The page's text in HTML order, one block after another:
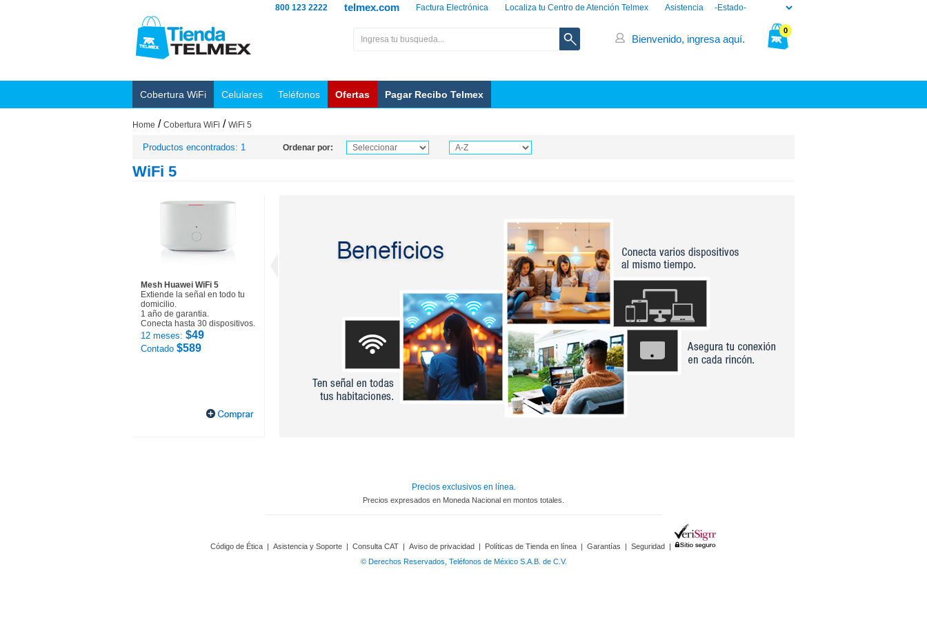
Asistencia
Localiza tu Centro de Atención Telmex
Factura Electrónica
telmex.com
800 123 2222
0
Bienvenido, ingresa aquí.
Cobertura WiFi Celulares Teléfonos Ofertas Pagar Recibo Telmex
Home / Cobertura WiFi / WiFi 5
Productos encontrados: 1 Ordenar por:
WiFi 5
Mesh Huawei WiFi 5
Extiende la señal en todo tu
domicilio.
1 año de garantia.
Conecta hasta 30 dispositivos.
12 meses: $49
Contado $589
Precios exclusivos en línea.
Precios expresados en Moneda Nacional en montos totales.
Código de Ética | Asistencia y Soporte | Consulta CAT | Aviso de privacidad | Políticas de Tienda en línea | Garantías | Seguridad |
© Derechos Reservados, Teléfonos de México S.A.B. de C.V.